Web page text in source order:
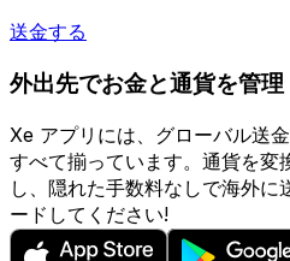
送金する
外出先でお金と通貨を管理
Xe アプリには、グローバル送
すべて揃っています。通貨を変
し、隠れた手数料なしで海外に
ードしてください!